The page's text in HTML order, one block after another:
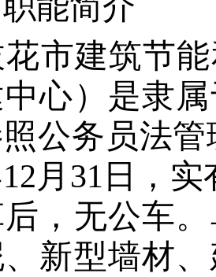
市建筑节
心）是隶
公务员法
2 月31 日，
，无公车
新型墙材